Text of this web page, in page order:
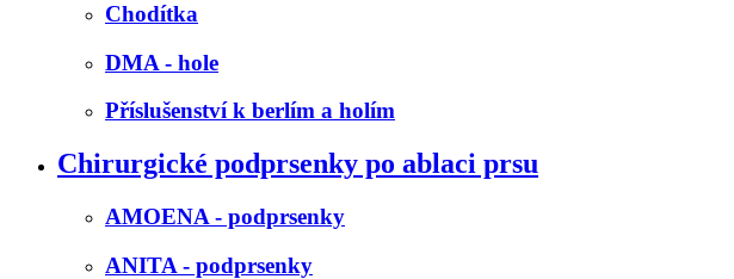
Chodítka
DMA - hole
Příslušenství k berlím a holím
Chirurgické podprsenky po ablaci prsu
AMOENA - podprsenky
ANITA - podprsenky